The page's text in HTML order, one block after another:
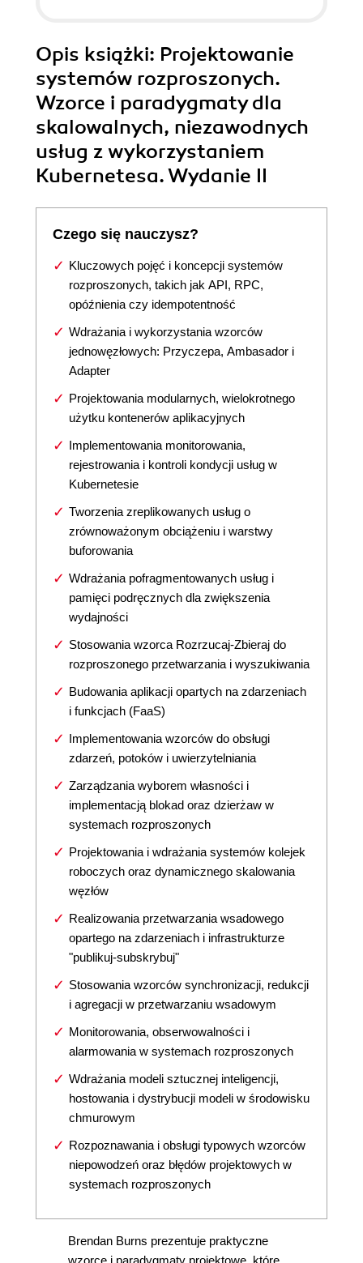
Opis książki: Projektowanie
systemów rozproszonych.
Wzorce i paradygmaty dla
skalowalnych, niezawodnych
usług z wykorzystaniem
Kubernetesa. Wydanie II
Czego się nauczysz?
Kluczowych pojęć i koncepcji systemów
rozproszonych, takich jak API, RPC,
opóźnienia czy idempotentność
Wdrażania i wykorzystania wzorców
jednowęzłowych: Przyczepa, Ambasador i
Adapter
Projektowania modularnych, wielokrotnego
użytku kontenerów aplikacyjnych
Implementowania monitorowania,
rejestrowania i kontroli kondycji usług w
Kubernetesie
Tworzenia zreplikowanych usług o
zrównoważonym obciążeniu i warstwy
buforowania
Wdrażania pofragmentowanych usług i
pamięci podręcznych dla zwiększenia
wydajności
Stosowania wzorca Rozrzucaj-Zbieraj do
rozproszonego przetwarzania i wyszukiwania
Budowania aplikacji opartych na zdarzeniach
i funkcjach (FaaS)
Implementowania wzorców do obsługi
zdarzeń, potoków i uwierzytelniania
Zarządzania wyborem własności i
implementacją blokad oraz dzierżaw w
systemach rozproszonych
Projektowania i wdrażania systemów kolejek
roboczych oraz dynamicznego skalowania
węzłów
Realizowania przetwarzania wsadowego
opartego na zdarzeniach i infrastrukturze
"publikuj-subskrybuj"
Stosowania wzorców synchronizacji, redukcji
i agregacji w przetwarzaniu wsadowym
Monitorowania, obserwowalności i
alarmowania w systemach rozproszonych
Wdrażania modeli sztucznej inteligencji,
hostowania i dystrybucji modeli w środowisku
chmurowym
Rozpoznawania i obsługi typowych wzorców
niepowodzeń oraz błędów projektowych w
systemach rozproszonych
Brendan Burns prezentuje praktyczne